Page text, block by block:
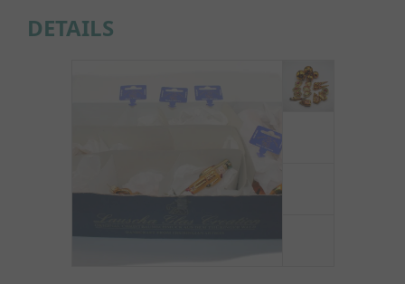
DETAILS